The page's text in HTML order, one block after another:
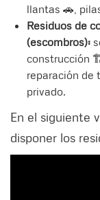
llantas 🚗,
Residuos de
(escombros):
construcción
reparación de
privado.
En el siguiente
disponer los